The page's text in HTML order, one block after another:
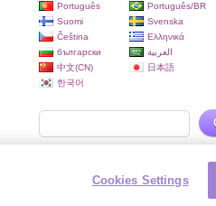
Português
Português/BR
Suomi
Svenska
Čeština
Ελληνικά
български
العربية
中文(CN)
日本語
한국어
Cookies Settings